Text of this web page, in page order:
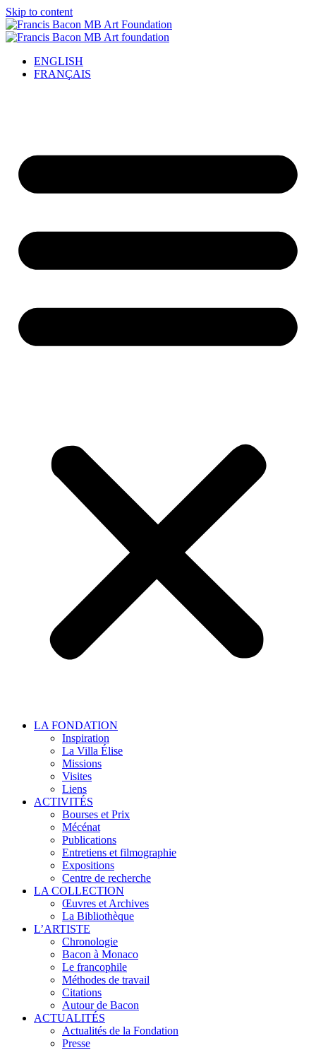
Skip to content
ENGLISH
FRANÇAIS
LA FONDATION
Inspiration
La Villa Élise
Missions
Visites
Liens
ACTIVITÉS
Bourses et Prix
Mécénat
Publications
Entretiens et filmographie
Expositions
Centre de recherche
LA COLLECTION
Œuvres et Archives
La Bibliothèque
L’ARTISTE
Chronologie
Bacon à Monaco
Le francophile
Méthodes de travail
Citations
Autour de Bacon
ACTUALITÉS
Actualités de la Fondation
Presse